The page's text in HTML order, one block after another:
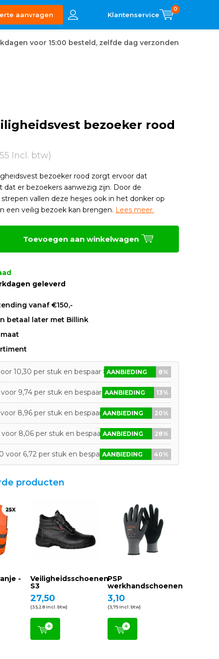
aanvragen
0
voor 15:00 besteld, zelfde dag verzonden
bezoeker rood
Incl. btw)
bezoeker rood zorgt ervoor dat
dat er bezoekers aanwezig zijn. Door de
vallen deze hesjes ook in het donker op
een veilig bezoek kan brengen. Lees meer.
Toevoegen aan winkelwagen
geleverd
vanaf €150,-
betaal later met Billink
10,30 per stuk en bespaar 8%AANBIEDING 8%
9,74 per stuk en bespaar 13%AANBIEDING 13%
8,96 per stuk en bespaar 20%AANBIEDING 20%
8,06 per stuk en bespaar 28%AANBIEDING 28%
voor 6,72 per stuk en bespaar 40%
AANBIEDING 40%
producten
-
Veiligheidsschoenen
S3
27,50
(33,28 Incl. btw)
PSP
werkhandschoenen
3,10
(3,75 Incl. btw)